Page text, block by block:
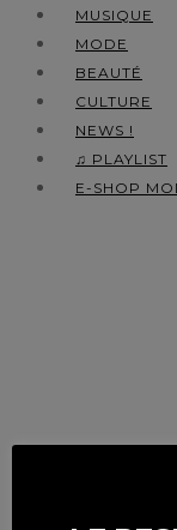
MUSIQUE
MODE
BEAUTÉ
CULTURE
NEWS !
♫ PLAYLIST
E-SHOP